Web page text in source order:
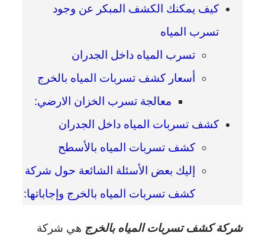
كيف يمكنك الكشف المبكر عن وجود
تسرب المياه
تسرب المياه داخل الجدران
أسعار كشف تسربات المياه بالخرج
معالجة تسرب الخزان الارضي:
كشف تسربات المياه داخل الجدران
كشف تسربات المياه بالأسطح
إليك بعض الأسئلة الشائعة حول شركة
كشف تسربات المياه بالخرج وإجاباتها:
شركة كشف تسربات المياه بالخرج هي شركة